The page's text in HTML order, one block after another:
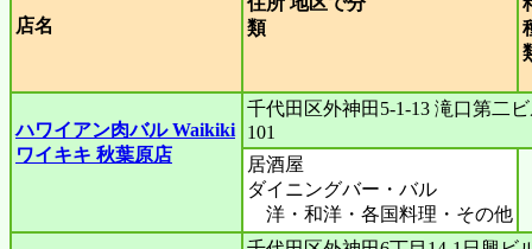
店名
類
ハワイアン肉バル Waikiki
ワイキキ 秋葉原店
千代田区外神田5-1-13 滝口第二
101
居酒屋
ダイニングバー・バル
洋・和洋・各国料理・その他